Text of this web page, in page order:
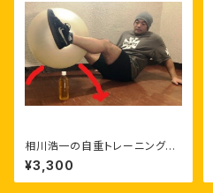
相川浩一の自重トレーニングメ
ニュー（初心者･ダイエット目的）
¥3,300